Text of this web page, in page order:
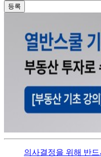
등록
의사결정을 위해 반